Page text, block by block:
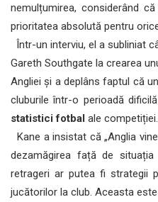
nemulțumirea, considerând
prioritatea absolută pentru
Într-un interviu, el a subliniat
Gareth Southgate la crearea
Angliei și a deplâns faptul că
cluburile într-o perioadă
statistici fotbal ale competiției.
Kane a insistat că „Anglia
dezamăgirea față de
retrageri ar putea fi strategii
jucătorilor la club. Aceasta